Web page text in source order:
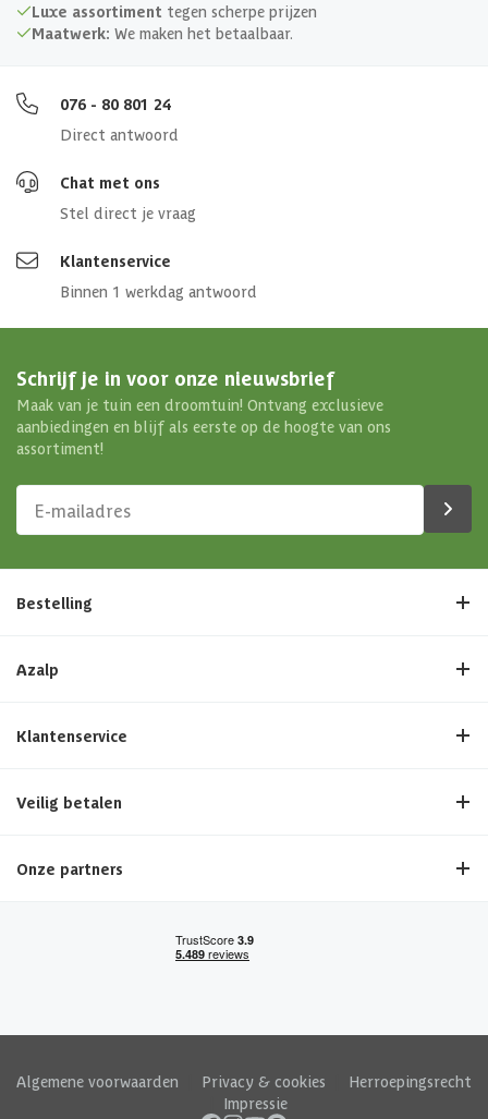
Luxe assortiment tegen scherpe prijzen
Maatwerk: We maken het betaalbaar.
076 - 80 801 24
Direct antwoord
Chat met ons
Stel direct je vraag
Klantenservice
Binnen 1 werkdag antwoord
Schrijf je in voor onze nieuwsbrief
Maak van je tuin een droomtuin! Ontvang exclusieve
aanbiedingen en blijf als eerste op de hoogte van ons
assortiment!
Bestelling
Azalp
Klantenservice
Veilig betalen
Onze partners
Algemene voorwaarden Privacy & cookies
Herroepingsrecht
Impressie